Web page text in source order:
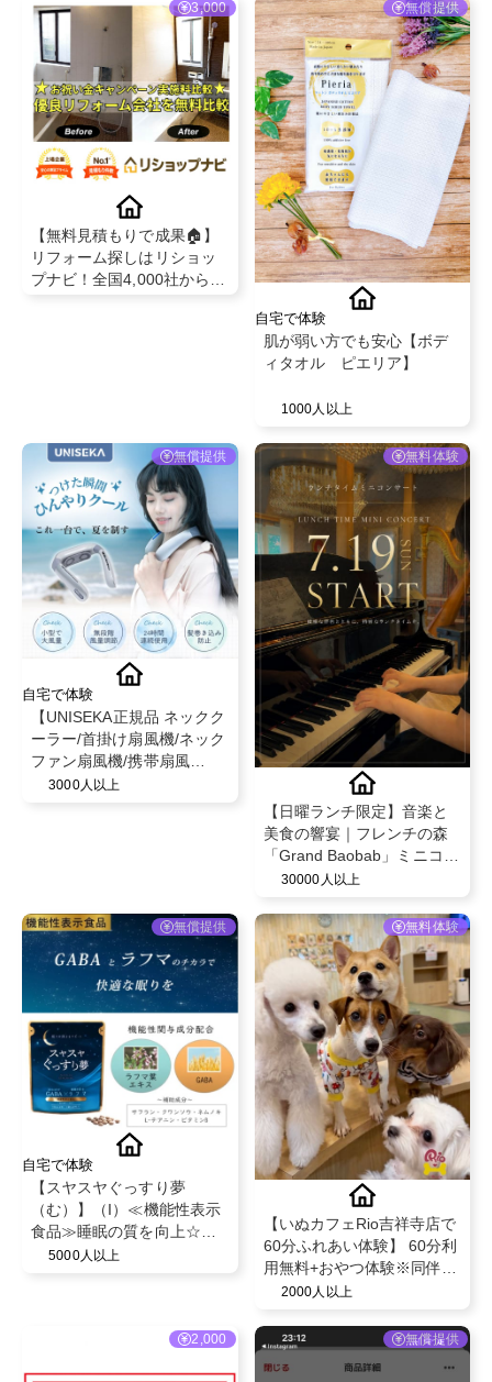
3,000
【無料見積もりで成果🏠】
リフォーム探しはリショッ
プナビ！全国4,000社から厳
無償提供
自宅で体験
肌が弱い方でも安心【ボデ
ィタオル ピエリア】
1000人以上
無償提供
自宅で体験
【UNISEKA正規品 ネックク
ーラー/首掛け扇風機/ネック
ファン扇風機/携帯扇風
機】〜通勤/熱中症対策/屋外
3000人以上
無料体験
【日曜ランチ限定】音楽と
美食の響宴｜フレンチの森
「Grand Baobab」ミニコン
サート付き贅沢ランチへご
30000人以上
無償提供
自宅で体験
【スヤスヤぐっすり夢
（む）】（I）≪機能性表示
食品≫睡眠の質を向上☆ラ
フマ＆GABA配合
5000人以上
無料体験
【いぬカフェRio吉祥寺店で
60分ふれあい体験】 60分利
用無料+おやつ体験※同伴者
１名分のもサービス！
2000人以上
2,000 無償提供